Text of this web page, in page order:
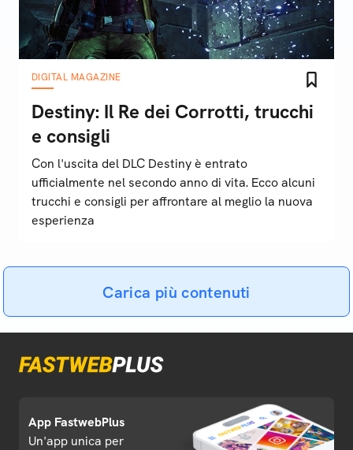
DIGITAL MAGAZINE
Destiny: Il Re dei Corrotti, trucchi
e consigli
Con l'uscita del DLC Destiny è entrato
ufficialmente nel secondo anno di vita. Ecco alcuni
trucchi e consigli per affrontare al meglio la nuova
esperienza
Carica più contenuti
App FastwebPlus
Un'app unica per